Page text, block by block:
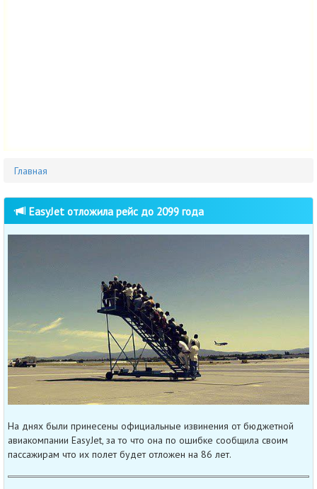
Главная
EasyJet отложила рейс до 2099 года
На днях были принесены официальные извинения от бюджетной
авиакомпании EasyJet, за то что она по ошибке сообщила своим
пассажирам что их полет будет отложен на 86 лет.